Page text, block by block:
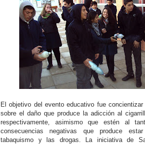
El objetivo del evento educativo fue
sobre el daño que produce la adicción al
respectivamente, asimismo que estén al
consecuencias negativas que produce
tabaquismo y las drogas. La iniciativa de